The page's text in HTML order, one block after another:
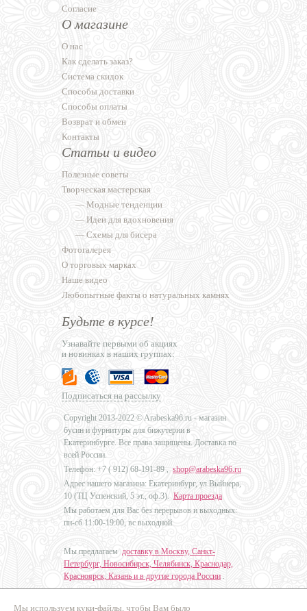
Мы используем куки-файлы, чтобы Вам было
Согласие
О магазине
О нас
Как сделать заказ?
Система скидок
Способы доставки
Способы оплаты
Возврат и обмен
Контакты
Статьи и видео
Полезные советы
Творческая мастерская
— Модные тенденции
— Идеи для вдохновения
— Схемы для бисера
Фотогалерея
О торговых марках
Наше видео
Любопытные факты о натуральных камнях
Будьте в курсе!
Узнавайте первыми об акциях
и новинках в наших группах:
Подписаться на рассылку
Copyright 2013-2022 © Arabeska96.ru - магазин
бусин и фурнитуры для бижутерии в
Екатеринбурге. Все права защищены. Доставка по
всей России.
Телефон: +7 ( 912) 68-191-89 , shop@arabeska96.ru
Адрес нашего магазина: Екатеринбург, ул.Выйнера,
10 (ТЦ Успенский, 5 эт., оф.3). Карта проезда
Мы работаем для Вас без перерывов и выходных:
пн-сб 11:00-19:00, вс выходной
Мы предлагаем доставку в Москву, Санкт-
Петербург, Новосибирск, Челябинск, Краснодар,
Красноярск, Казань и в другие города России .